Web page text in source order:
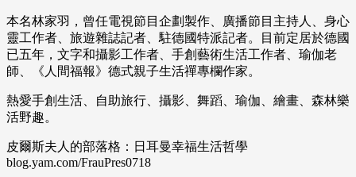
本名林家羽，曾任電視節目企劃製作、廣播節目主持人、身心
靈工作者、旅遊雜誌記者、駐德國特派記者。目前定居於德國
已五年，文字和攝影工作者、手創藝術生活工作者、瑜伽老
師、《人間福報》德式親子生活禪專欄作家。
熱愛手創生活、自助旅行、攝影、舞蹈、瑜伽、繪畫、森林樂
活野趣。
皮爾斯夫人的部落格：日耳曼幸福生活哲學
blog.yam.com/FrauPres0718